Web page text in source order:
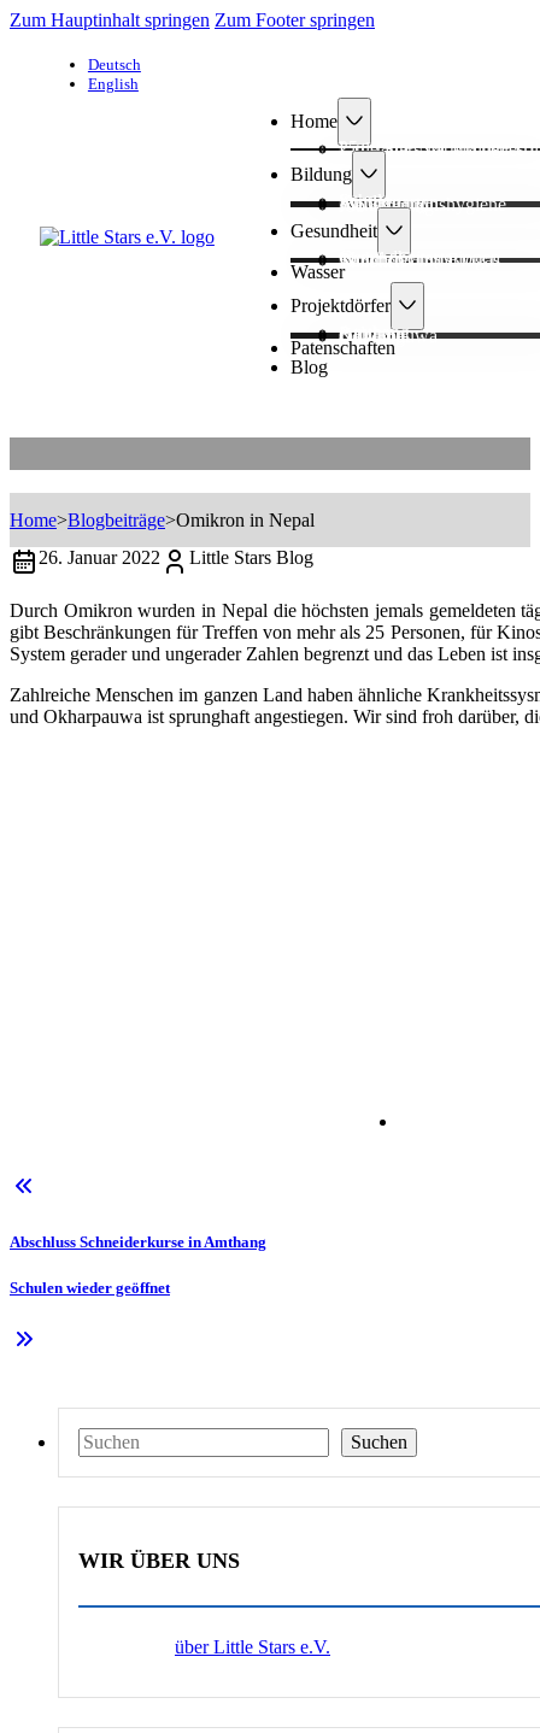
Zum Hauptinhalt springen Zum Footer springen
Deutsch
English
Home
25+ Jahre Nachhaltige
Little Stars hat ein neues
Bildung
Schule
Kindergarten
Aufklärung
Menstruationshygiene
Job Training
Gesundheit
Gesundheitsstationen
Mobile Camps
Rauchfrei mit Biogas
Toiletten
Wasser
Projektdörfer
Amthang
Balchaur
Kimtang
Okharpauwa
Dhading
Patenschaften
Blog
Home>Blogbeiträge>Omikron in Nepal
26. Januar 2022
Little Stars Blog
Durch Omikron wurden in Nepal die höchsten jemals gemeldeten
gibt Beschränkungen für Treffen von mehr als 25 Personen, für
System gerader und ungerader Zahlen begrenzt und das Leben ist
Zahlreiche Menschen im ganzen Land haben ähnliche
und Okharpauwa ist sprunghaft angestiegen. Wir sind froh darüber,
Abschluss Schneiderkurse in Amthang
Schulen wieder geöffnet
Suchen Suchen
WIR ÜBER UNS
über Little Stars e.V.